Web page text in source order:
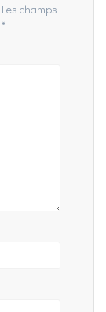
Les champs
*